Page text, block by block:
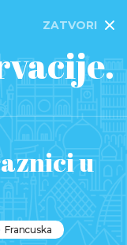
ZATVORI
u
Francuska